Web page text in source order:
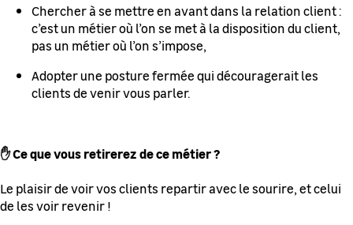
Chercher à se mettre en avant dans la relation client :
c’est un métier où l’on se met à la disposition du client,
pas un métier où l’on s’impose,
Adopter une posture fermée qui découragerait les
clients de venir vous parler.
✋ Ce que vous retirerez de ce métier ?
Le plaisir de voir vos clients repartir avec le sourire, et celui
de les voir revenir !